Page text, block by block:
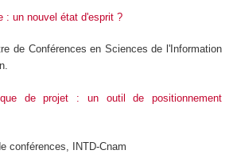
: un nouvel état d'esprit ?
de Conférences en Sciences de l'Information
de projet : un outil de positionnement
conférences, INTD-Cnam